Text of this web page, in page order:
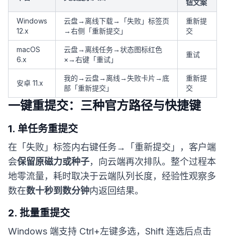
钮文案
Windows
12.x
云盘→离线下载→「失败」标签页
→右侧「重新提交」
重新提
交
macOS
6.x
云盘→离线任务→状态图标红色
×→右键「重试」
重试
安卓 11.x
我的→云盘→离线→失败卡片→底
部「重新提交」
重新提
交
一键重提交：三种官方路径与快捷键
1. 单任务重提交
在「失败」标签内右键任务→「重新提交」，客户端
会保留原磁力或种子，向云端再次排队。整个过程本
地零流量，耗时取决于云端队列长度，经验性观察多
数在数十秒到数分钟内返回结果。
2. 批量重提交
Windows 端支持 Ctrl+左键多选，Shift 连选后点击